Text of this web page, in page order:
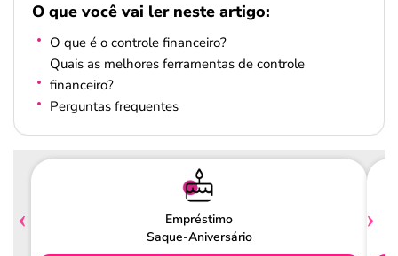
O que você vai ler neste artigo:
O que é o controle financeiro?
Quais as melhores ferramentas de controle
financeiro?
Perguntas frequentes
Empréstimo
Saque-Aniversário